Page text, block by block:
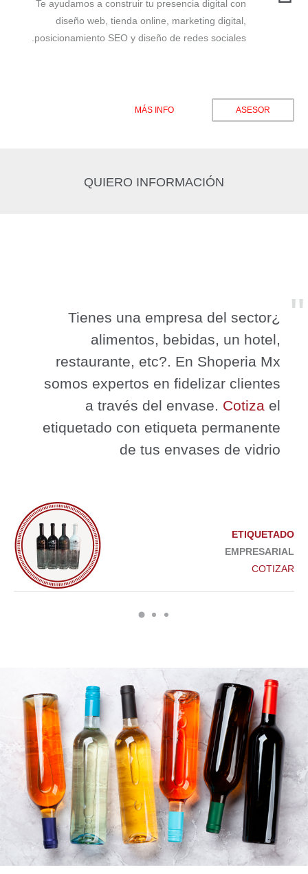
Te ayudamos a construir tu presencia digital con
diseño web, tienda online, marketing digital,
posicionamiento SEO y diseño de redes sociales.
ASESOR
MÁS INFO
QUIERO INFORMACIÓN
¿Tienes una empresa del sector
alimentos, bebidas, un hotel,
restaurante, etc?. En Shoperia Mx
somos expertos en fidelizar clientes
a través del envase. Cotiza el
etiquetado con etiqueta permanente
de tus envases de vidrio
ETIQUETADO
EMPRESARIAL
COTIZAR